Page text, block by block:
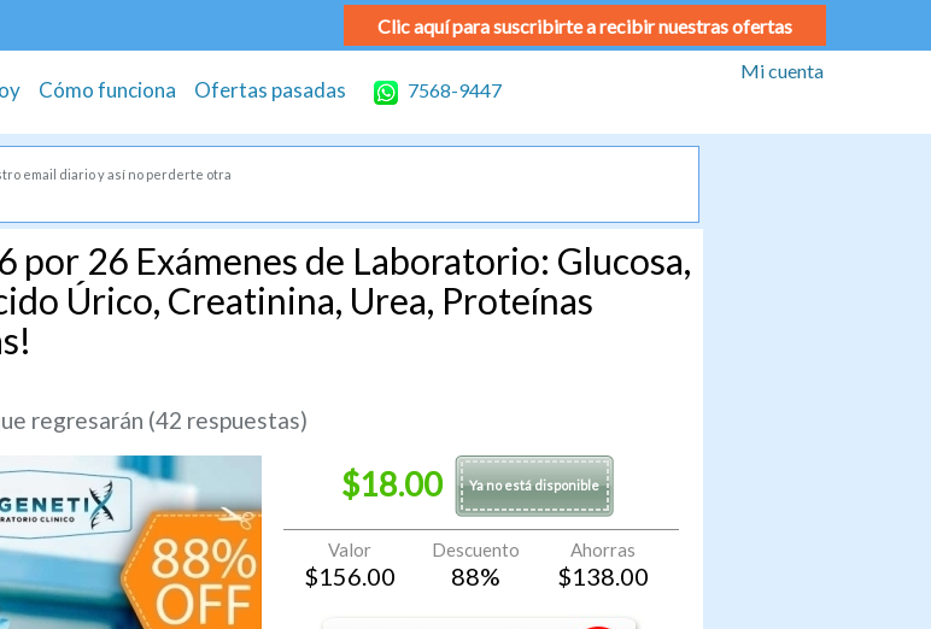
Clic aquí para suscribirte a recibir nuestras ofertas
Cómo funciona Ofertas pasadas 7568-9447
Mi cuenta
email diario y así no perderte otra
por 26 Exámenes de Laboratorio: Glucosa,
Úrico, Creatinina, Urea, Proteínas
regresarán (42 respuestas)
$18.00 Ya no está disponible
Valor
$156.00
Descuento
88%
Ahorras
$138.00